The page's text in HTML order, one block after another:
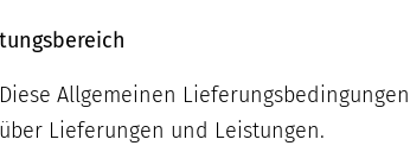
Diese Allgemeinen
über Lieferungen und Leistungen.